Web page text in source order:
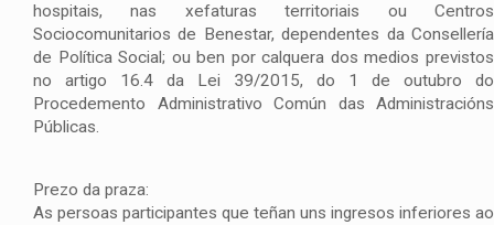
hospitais, nas xefaturas territoriais ou Centros
Sociocomunitarios de Benestar, dependentes da Consellería
de Política Social; ou ben por calquera dos medios previstos
no artigo 16.4 da Lei 39/2015, do 1 de outubro do
Procedemento Administrativo Común das Administracións
Públicas.
Prezo da praza:
As persoas participantes que teñan uns ingresos inferiores ao